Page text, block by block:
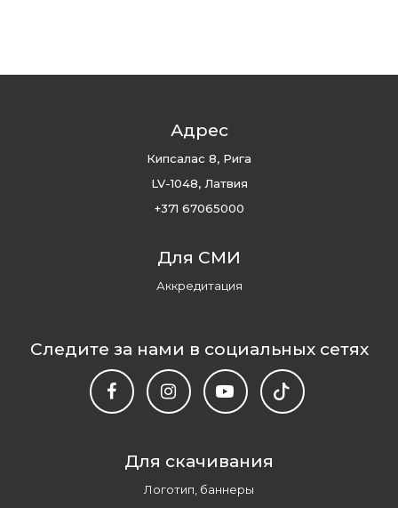
Адрес
Кипсалас 8, Рига
LV-1048, Латвия
+371 67065000
Для СМИ
Аккредитация
Следите за нами в социальных сетях
Для скачивания
Логотип, баннеры